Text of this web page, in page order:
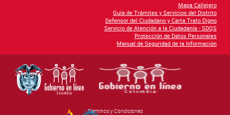
Mapa Callejero
Guía de Trámites y Servicios del Distrito
Defensor del Ciudadano y Carta Trato Digno
Servicio de Atención a la Ciudadanía - SDQS
Protección de Datos Personales
Manual de Seguridad de la Información
Términos y Condiciones